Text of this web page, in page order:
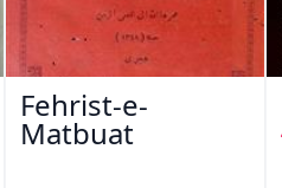
Fehrist-e-
Matbuat